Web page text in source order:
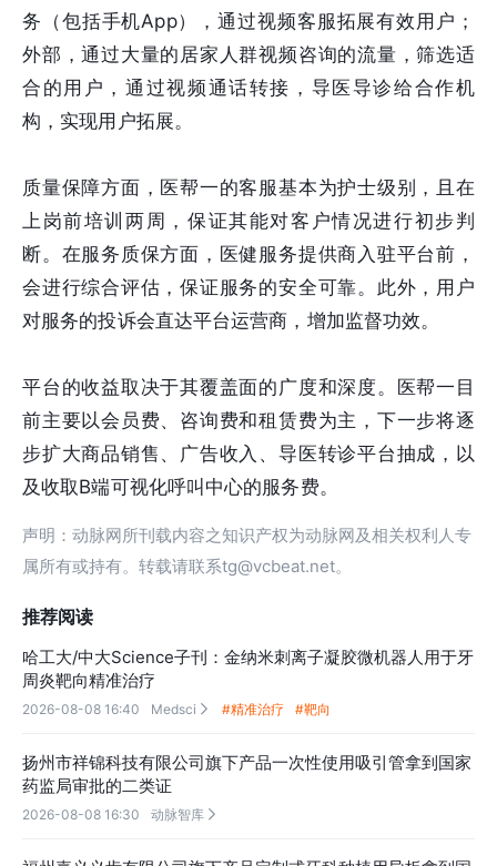
务（包括手机App），通过视频客服拓展有效用户；
外部，通过大量的居家人群视频咨询的流量，筛选适
合的用户，通过视频通话转接，导医导诊给合作机
构，实现用户拓展。
质量保障方面，医帮一的客服基本为护士级别，且在
上岗前培训两周，保证其能对客户情况进行初步判
断。在服务质保方面，医健服务提供商入驻平台前，
会进行综合评估，保证服务的安全可靠。此外，用户
对服务的投诉会直达平台运营商，增加监督功效。
平台的收益取决于其覆盖面的广度和深度。医帮一目
前主要以会员费、咨询费和租赁费为主，下一步将逐
步扩大商品销售、广告收入、导医转诊平台抽成，以
及收取B端可视化呼叫中心的服务费。
声明：动脉网所刊载内容之知识产权为动脉网及相关权利人专
属所有或持有。转载请联系tg@vcbeat.net。
推荐阅读
哈工大/中大Science子刊：金纳米刺离子凝胶微机器人用于牙
周炎靶向精准治疗
2026-08-08 16:40 Medsci  #精准治疗 #靶向
扬州市祥锦科技有限公司旗下产品一次性使用吸引管拿到国家
药监局审批的二类证
2026-08-08 16:30 动脉智库 